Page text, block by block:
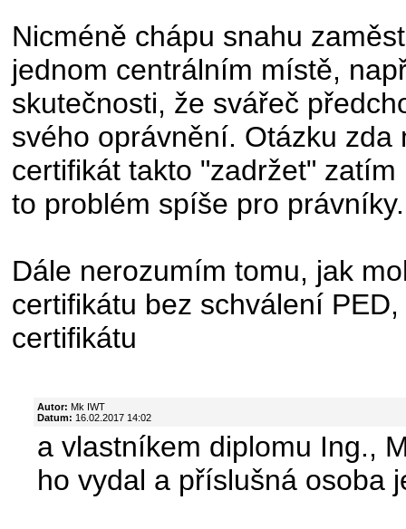
Nicméně chápu snahu
jednom centrálním místě,
skutečnosti, že svářeč
svého oprávnění. Otázku
certifikát takto "zadržet"
to problém spíše pro právníky.
Dále nerozumím tomu, jak
certifikátu bez schválení
certifikátu
Autor: Mk IWT
Datum: 16.02.2017 14:02
a vlastníkem diplomu Ing.,
ho vydal a příslušná osoba